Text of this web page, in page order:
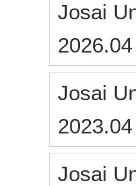
Josai
2026.04
Josai
2023.04
Josai